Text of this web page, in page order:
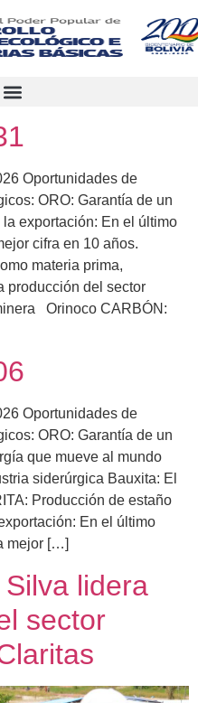
Oportunidades de
ORO: Garantía de un
exportación: En el último
cifra en 10 años.
materia prima,
del sector
Orinoco CARBÓN:
Oportunidades de
ORO: Garantía de un
que mueve al mundo
siderúrgica Bauxita: El
Producción de estaño
En el último
mejor […]
lidera
sector